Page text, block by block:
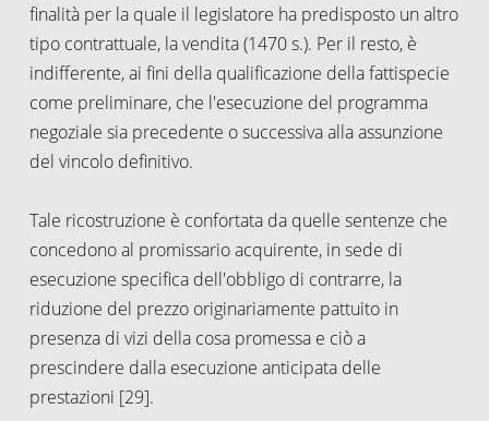
finalità per la quale il legislatore ha predisposto un altro
tipo contrattuale, la vendita (1470 s.). Per il resto, è
indifferente, ai fini della qualificazione della fattispecie
come preliminare, che l'esecuzione del programma
negoziale sia precedente o successiva alla assunzione
del vincolo definitivo.
Tale ricostruzione è confortata da quelle sentenze che
concedono al promissario acquirente, in sede di
esecuzione specifica dell'obbligo di contrarre, la
riduzione del prezzo originariamente pattuito in
presenza di vizi della cosa promessa e ciò a
prescindere dalla esecuzione anticipata delle
prestazioni [29].